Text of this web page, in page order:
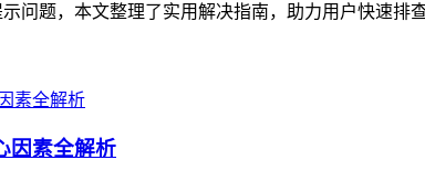
问题，本文整理了实用解决指南，助力用户快速
因素全解析